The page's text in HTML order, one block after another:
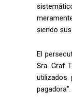
siendo
El
Sra. Graf
utilizados
pagadora”.